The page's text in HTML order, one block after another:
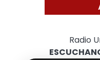
Radio